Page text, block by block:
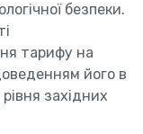
безпеки.
тарифу на
його в
західних